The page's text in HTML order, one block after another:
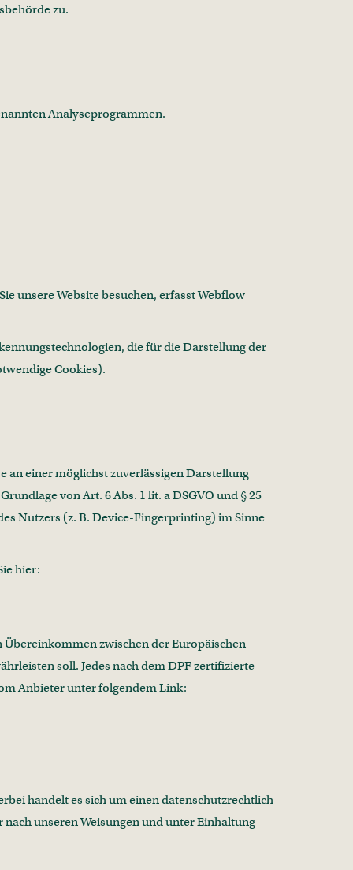
zu.
Analyseprogrammen.
unsere Website besuchen, erfasst Webflow
die für die Darstellung der
Cookies).
an einer möglichst zuverlässigen Darstellung
von Art. 6 Abs. 1 lit. a DSGVO und § 25
Nutzers (z. B. Device-Fingerprinting) im Sinne
hier:
zwischen der Europäischen
soll. Jedes nach dem DPF zertifizierte
Anbieter unter folgendem Link:
handelt es sich um einen datenschutzrechtlich
unseren Weisungen und unter Einhaltung